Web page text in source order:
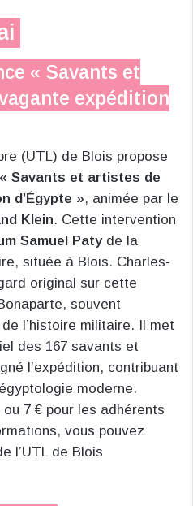
« Savants et
expédition
(UTL) de Blois propose
« Savants et artistes de
d’Égypte », animée par le
Klein. Cette intervention
Samuel Patyde la
située à Blois. Charles-
original sur cette
souvent
l’histoire militaire. Il met
des 167 savants et
l’expédition, contribuant
moderne.
7 € pour les adhérents
vous pouvez
l’UTL de Blois